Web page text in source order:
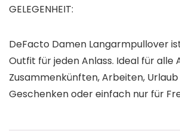
GELEGENHEIT:
DeFacto Damen Langarmpullover
Outfit für jeden Anlass. Ideal für alle
Zusammenkünften, Arbeiten,
Geschenken oder einfach nur für